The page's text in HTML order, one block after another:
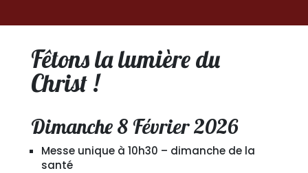
Fêtons la lumière du
Christ !
Dimanche 8 Février 2026
Messe unique à 10h30 – dimanche de la
santé